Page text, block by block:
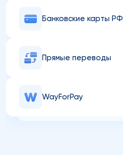
Банковские карты РФ
Прямые переводы
WayForPay